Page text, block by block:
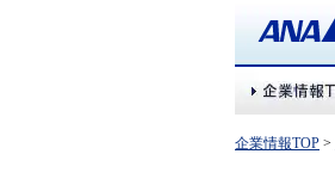
企業情報TOP >